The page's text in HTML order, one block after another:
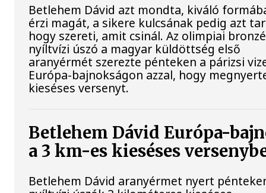
Betlehem Dávid azt mondta, kiváló
érzi magát, a sikere kulcsának pedig azt
hogy szereti, amit csinál. Az olimpiai
nyíltvízi úszó a magyar küldöttség első
aranyérmét szerezte pénteken a párizsi
Európa-bajnokságon azzal, hogy
kieséses versenyt.
Betlehem Dávid Európa-
a 3 km-es kieséses
Betlehem Dávid aranyérmet nyert